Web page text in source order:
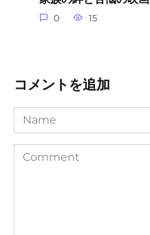
0 15
コメントを追加
Name
Comment